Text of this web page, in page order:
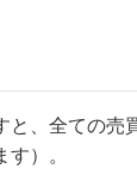
、全ての売
）。